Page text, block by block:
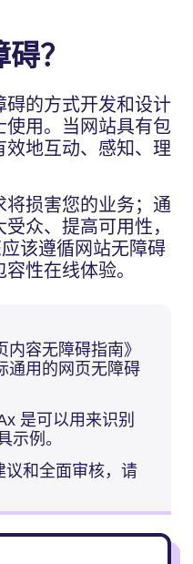
？
碍的方式开发和设计
使用。当网站具有包
效地互动、感知、理
损害您的业务；通
众、提高可用性，
该遵循网站无障碍
性在线体验。
内容无障碍指南》
通用的网页无障碍
是可以用来识别
示例。
议和全面审核，请